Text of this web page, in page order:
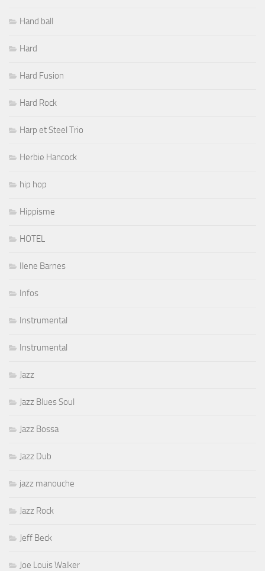
Hand ball
Hard
Hard Fusion
Hard Rock
Harp et Steel Trio
Herbie Hancock
hip hop
Hippisme
HOTEL
Ilene Barnes
Infos
Instrumental
Instrumental
Jazz
Jazz Blues Soul
Jazz Bossa
Jazz Dub
jazz manouche
Jazz Rock
Jeff Beck
Joe Louis Walker